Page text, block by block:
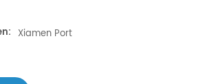
Xiamen Port